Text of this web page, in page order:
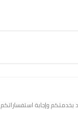
بخدمتكم وإجابة استفساراتكم